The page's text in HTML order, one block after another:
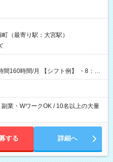
たその日に現金GET♪ お仕事後はコ
せます！ 【試用期間】試
（最寄り駅：大宮駅）
シフト例】 ・8：00
業・WワークOK / 10名以上の大量
する 詳細へ